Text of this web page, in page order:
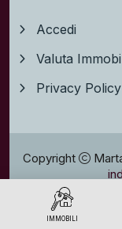
Accedi
Valuta
Privacy Policy
Copyright
IMMOBILI